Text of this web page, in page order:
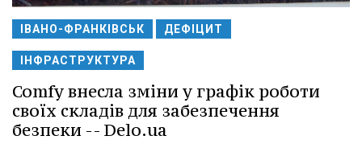
ІВАНО-ФРАНКІВСЬК ДЕФІЦИТ
ІНФРАСТРУКТУРА
Comfy внесла зміни у графік роботи
своїх складів для забезпечення
безпеки -- Delo.ua